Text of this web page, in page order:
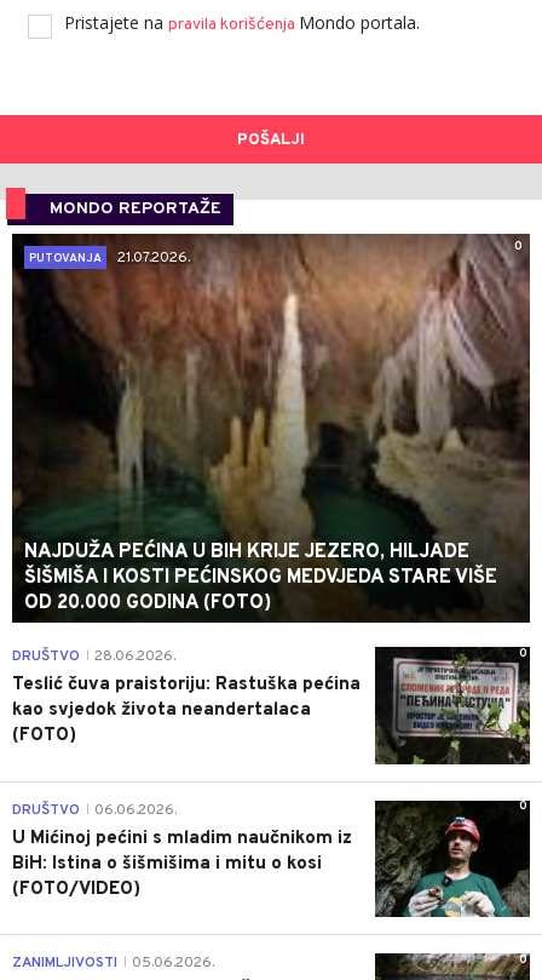
Pristajete na pravila korišćenja Mondo portala.
POŠALJI
MONDO REPORTAŽE
0
PUTOVANJA
21.07.2026.
NAJDUŽA PEĆINA U BIH KRIJE JEZERO, HILJADE
ŠIŠMIŠA I KOSTI PEĆINSKOG MEDVJEDA STARE VIŠE
OD 20.000 GODINA (FOTO)
0
DRUŠTVO 28.06.2026.
Teslić čuva praistoriju: Rastuška pećina
kao svjedok života neandertalaca
(FOTO)
0
DRUŠTVO 06.06.2026.
U Mićinoj pećini s mladim naučnikom iz
BiH: Istina o šišmišima i mitu o kosi
(FOTO/VIDEO)
0
ZANIMLJIVOSTI 05.06.2026.